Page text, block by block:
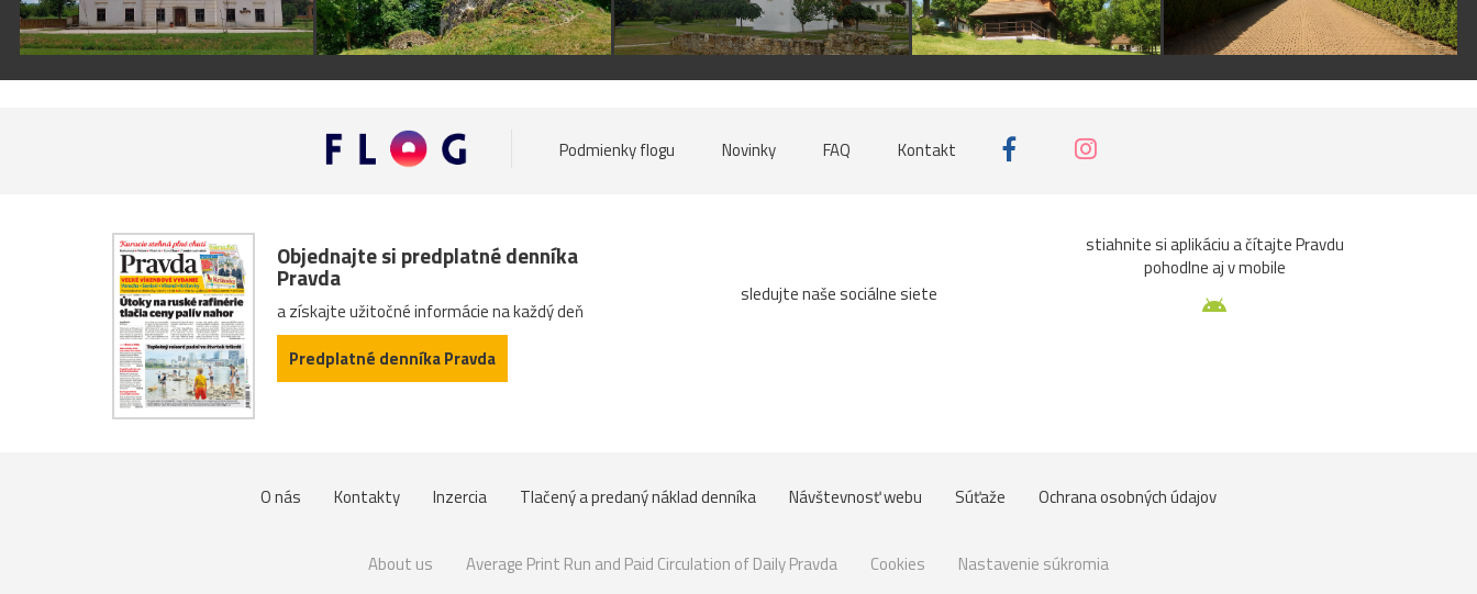
Podmienky flogu Novinky FAQ Kontakt
Objednajte si predplatné denníka
Pravda
a získajte užitočné informácie na každý deň
Predplatné denníka Pravda
sledujte naše sociálne siete
stiahnite si aplikáciu a čítajte Pravdu
pohodlne aj v mobile
O nás Kontakty Inzercia Tlačený a predaný náklad denníka Návštevnosť webu Súťaže Ochrana osobných údajov
About us Average Print Run and Paid Circulation of Daily Pravda Cookies Nastavenie súkromia